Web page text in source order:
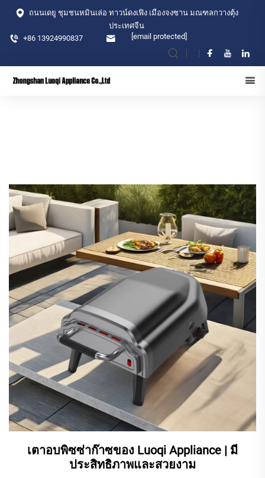
ถนนเดยู ชุมชนหมินเล่อ ทาวน์ดงเฟิง เมืองจงซาน มณฑลกวางตุ้ง
ประเทศจีน
+86 13924990837
[email protected]
เตาอบพิซซ่าก๊าซของ Luoqi Appliance | มี
ประสิทธิภาพและสวยงาม